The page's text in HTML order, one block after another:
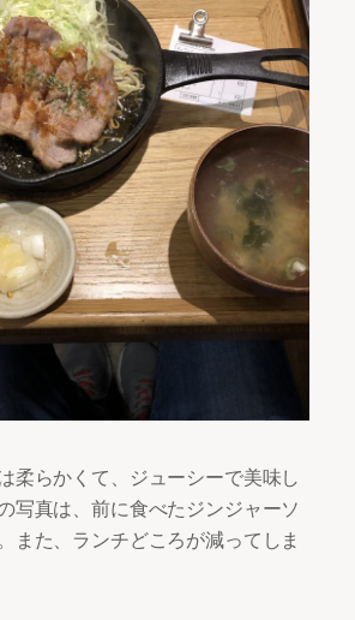
柔らかくて、ジューシーで美味し
写真は、前に食べたジンジャーソ
また、ランチどころが減ってしま